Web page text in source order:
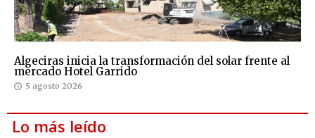
Algeciras inicia la transformación del solar frente al
mercado Hotel Garrido
5 agosto 2026
Lo más leído